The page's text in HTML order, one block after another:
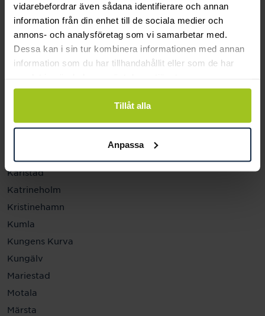
vidarebefordrar även sådana identifierare och annan
information från din enhet till de sociala medier och
annons- och analysföretag som vi samarbetar med.
Dessa kan i sin tur kombinera informationen med annan
information som du har tillhandahållit eller som de har
Tillåt alla
Anpassa
Gävle
Halmstad
Halmstad Hallarna
Haninge
Helsingborg
Jönköping
Karlstad
Katrineholm
Kristinehamn
Kumla
Kungens Kurva
Kungälv
Mariestad
Motala
Märsta